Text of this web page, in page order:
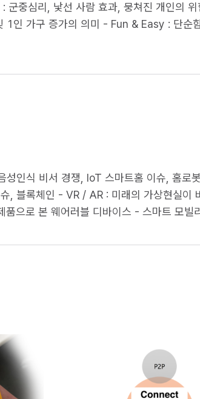
중심리, 낯선 사람 효과, 뭉쳐진 개인의 위
1인 가구 증가의 의미 - Fun & Easy : 단순
인식 비서 경쟁, IoT 스마트홈 이슈, 홈로
, 블록체인 - VR / AR : 미래의 가상현실이
리티